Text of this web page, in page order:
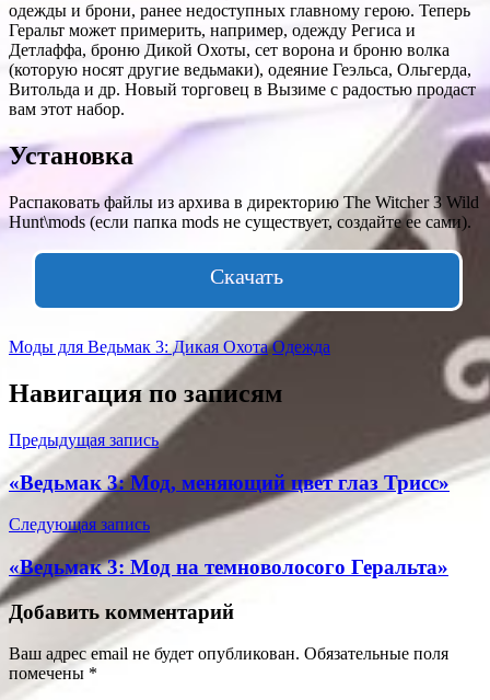
одежды и брони, ранее недоступных главному герою. Теперь
Геральт может примерить, например, одежду Региса и
Детлаффа, броню Дикой Охоты, сет ворона и броню волка
(которую носят другие ведьмаки), одеяние Геэльса, Ольгерда,
Витольда и др. Новый торговец в Вызиме с радостью продаст
вам этот набор.
Установка
Распаковать файлы из архива в директорию The Witcher 3 Wild
Hunt\mods (если папка mods не существует, создайте ее сами).
Скачать
Моды для Ведьмак 3: Дикая Охота Одежда
Навигация по записям
Предыдущая запись
«Ведьмак 3: Мод, меняющий цвет глаз Трисс»
Следующая запись
«Ведьмак 3: Мод на темноволосого Геральта»
Добавить комментарий
Ваш адрес email не будет опубликован. Обязательные поля
помечены *